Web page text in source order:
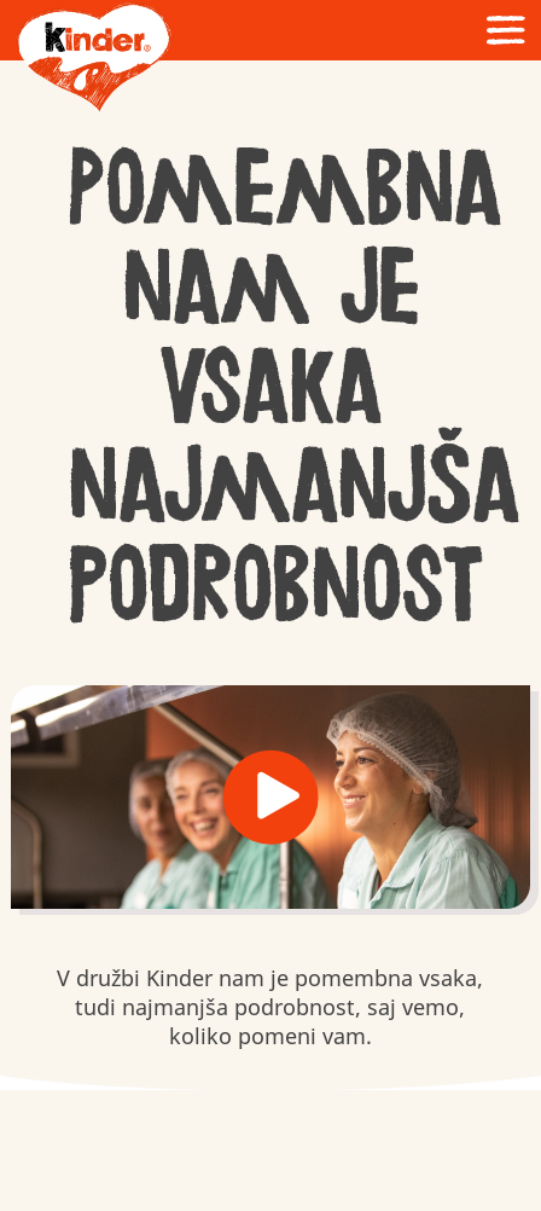
Pomembna
nam je
vsaka
najmanjša
podrobnost
V družbi Kinder nam je pomembna vsaka,
tudi najmanjša podrobnost, saj vemo,
koliko pomeni vam.